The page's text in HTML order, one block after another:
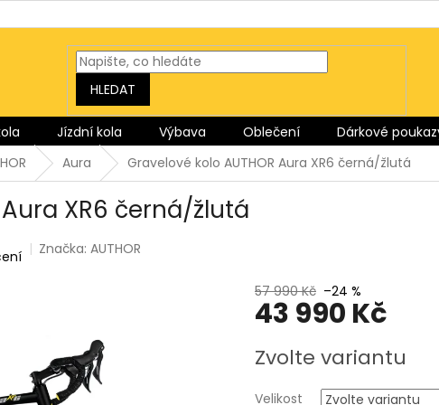
HLEDAT
Jízdní kola Výbava Oblečení Dárkové
Aura Gravelové kolo AUTHOR Aura XR6 černá/žlutá
XR6 černá/žlutá
Značka:AUTHOR
57 990 Kč –24 %
43 990 Kč
cena:
Zvolte variantu
Velikost